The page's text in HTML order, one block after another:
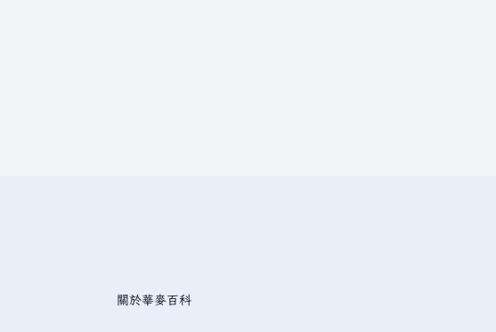
關於華麥百科